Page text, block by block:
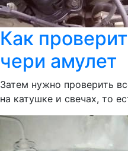
Как
чери амулет
Затем нужно проверить
на катушке и свечах, то